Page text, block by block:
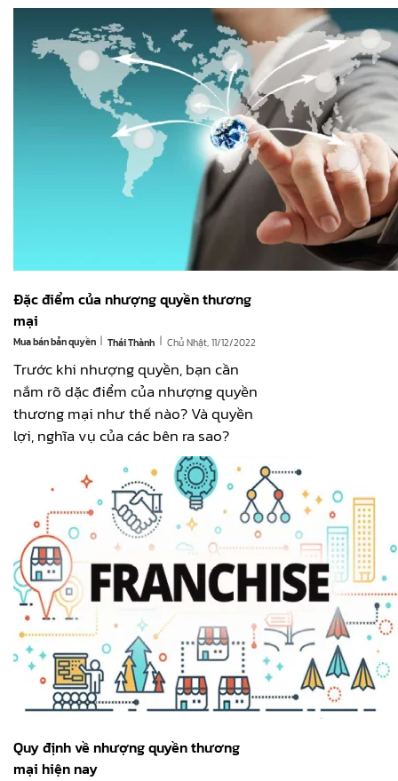
Đặc điểm của nhượng quyền thương
mại
Mua bán bản quyền | Thái Thành | Chủ Nhật, 11/12/2022
Trước khi nhượng quyền, bạn cần
nắm rõ dặc điểm của nhượng quyền
thương mại như thế nào? Và quyền
lợi, nghĩa vụ của các bên ra sao?
Quy định về nhượng quyền thương
mại hiện nay